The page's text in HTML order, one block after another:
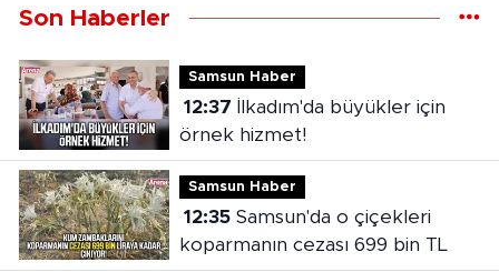
Son Haberler
Samsun Haber
12:37
örnek hizmet!
Samsun Haber
12:35Samsun'da o çiçekleri
koparmanın cezası 699 bin TL